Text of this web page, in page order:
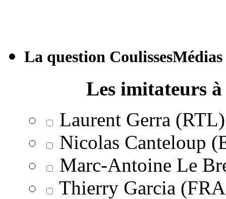
La question CoulissesMédias
Les imitateurs
Laurent Gerra (RTL)
Nicolas Canteloup
Marc-Antoine Le
Thierry Garcia